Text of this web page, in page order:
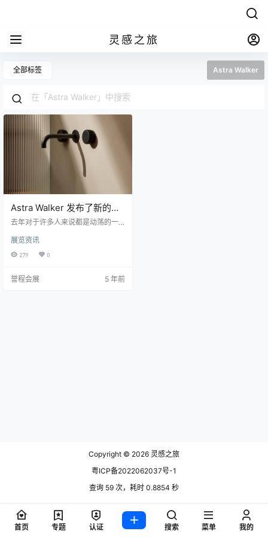
灵感之旅
全部标签 Astra Walker
Astra Walker 发布了新的系
列 Assemble
去年对于许多人来说都是动荡的一
造商Astra Walker来说，这段时间提
供了宝贵的思考时间。结果是发布
和住宅用途的Assemble是Astra Wal
展览资讯
279 0
誉程会展 5 年前
Copyright © 2026 灵感之旅
粤ICP备2022062037号-1
查询 59 次，耗时 0.8854 秒
首页 专题 认证 搜索 菜单 我的